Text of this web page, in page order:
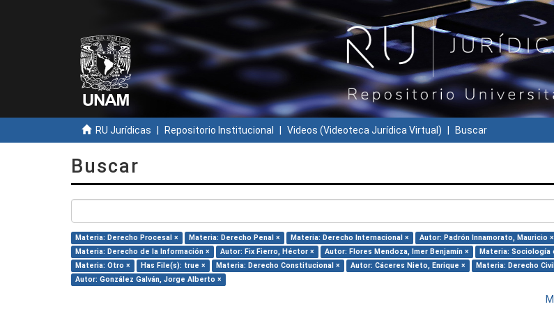
RU Jurídicas Repositorio Institucional Videos (Videoteca Jurídica Virtual) Buscar
Buscar
Materia: Derecho Procesal × Materia: Derecho Penal × Materia: Derecho Internacional ×
Autor: Padrón Innamorato, Mauricio ×
Materia: Derecho de la Información ×
Autor: Fix Fierro, Héctor × Autor: Flores Mendoza, Imer Benjamín ×
Materia: Sociología
Materia: Otro ×
Has File(s): true × Materia: Derecho Constitucional × Autor: Cáceres Nieto, Enrique ×
Materia: Derecho
Autor: González Galván, Jorge Alberto ×